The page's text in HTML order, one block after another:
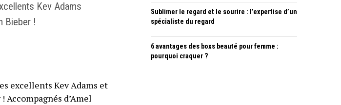
Kev Adams
Bieber !
excellents Kev Adams et
Accompagnés d’Amel
Sublimer le regard et le sourire : l’expertise d’un
spécialiste du regard
6 avantages des boxs beauté pour femme :
pourquoi craquer ?